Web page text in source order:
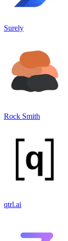
Surely
Rock Smith
qtrl.ai